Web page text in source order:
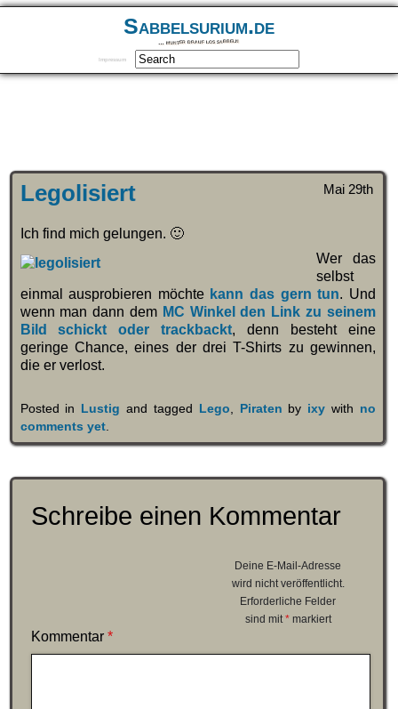
Sabbelsurium.de
… munter drauf los sabbeln
Impressum
Mai 29th
Legolisiert
Ich find mich gelungen. 🙂
Wer das
selbst
einmal ausprobieren möchte kann das gern tun. Und
wenn man dann dem MC Winkel den Link zu seinem
Bild schickt oder trackbackt, denn besteht eine
geringe Chance, eines der drei T-Shirts zu gewinnen,
die er verlost.
Posted in Lustig and tagged Lego Piraten by ixy with no
comments yet.
Schreibe einen Kommentar
Deine E-Mail-Adresse
wird nicht veröffentlicht.
Erforderliche Felder
sind mit *markiert
Kommentar *